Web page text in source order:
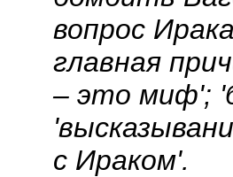
вопрос
главная
– это миф';
с Ираком'.